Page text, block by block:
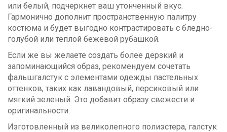
или белый, подчеркнет ваш утонченный вкус.
Гармонично дополнит пространственную палитру
костюма и будет выгодно контрастировать с бледно-
голубой или теплой бежевой рубашкой.
Если же вы желаете создать более дерзкий и
запоминающийся образ, рекомендуем сочетать
фальшгалстук с элементами одежды пастельных
оттенков, таких как лавандовый, персиковый или
мягкий зеленый. Это добавит образу свежести и
оригинальности.
Изготовленный из великолепного полиэстера, галстук